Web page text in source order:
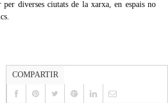
diverses ciutats de la xarxa, en espais no
COMPARTIR